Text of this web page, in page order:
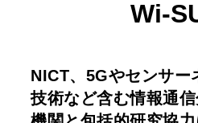
Wi-
NICT、5Gやセンサー
技術など含む情報通